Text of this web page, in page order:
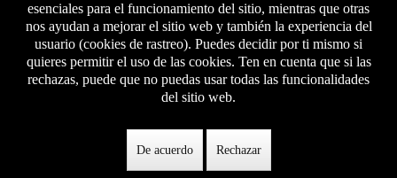
¿Recordar usuario?
¿Recordar contraseña?
esenciales para el funcionamiento del sitio, mientras que otras
nos ayudan a mejorar el sitio web y también la experiencia del
usuario (cookies de rastreo). Puedes decidir por ti mismo si
quieres permitir el uso de las cookies. Ten en cuenta que si las
rechazas, puede que no puedas usar todas las funcionalidades
del sitio web.
De acuerdo Rechazar